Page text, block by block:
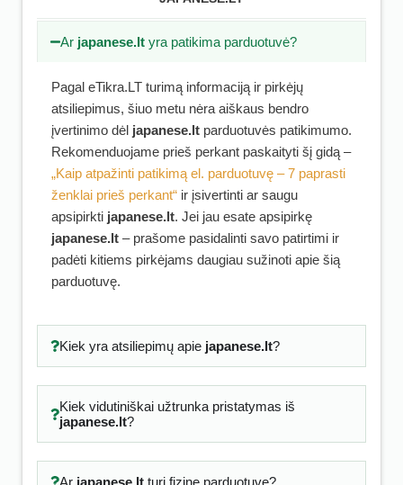
Ar japanese.lt yra patikima parduotuvė?
Pagal eTikra.LT turimą informaciją ir pirkėjų
atsiliepimus, šiuo metu nėra aiškaus bendro
įvertinimo dėl japanese.lt parduotuvės patikimumo.
Rekomenduojame prieš perkant paskaityti šį gidą –
„Kaip atpažinti patikimą el. parduotuvę – 7 paprasti
ženklai prieš perkant“ ir įsivertinti ar saugu
apsipirkti japanese.lt. Jei jau esate apsipirkę
japanese.lt – prašome pasidalinti savo patirtimi ir
padėti kitiems pirkėjams daugiau sužinoti apie šią
parduotuvę.
Kiek yra atsiliepimų apie japanese.lt?
Kiek vidutiniškai užtrunka pristatymas iš
japanese.lt?
Ar japanese.ltturi fizinę parduotuvę?